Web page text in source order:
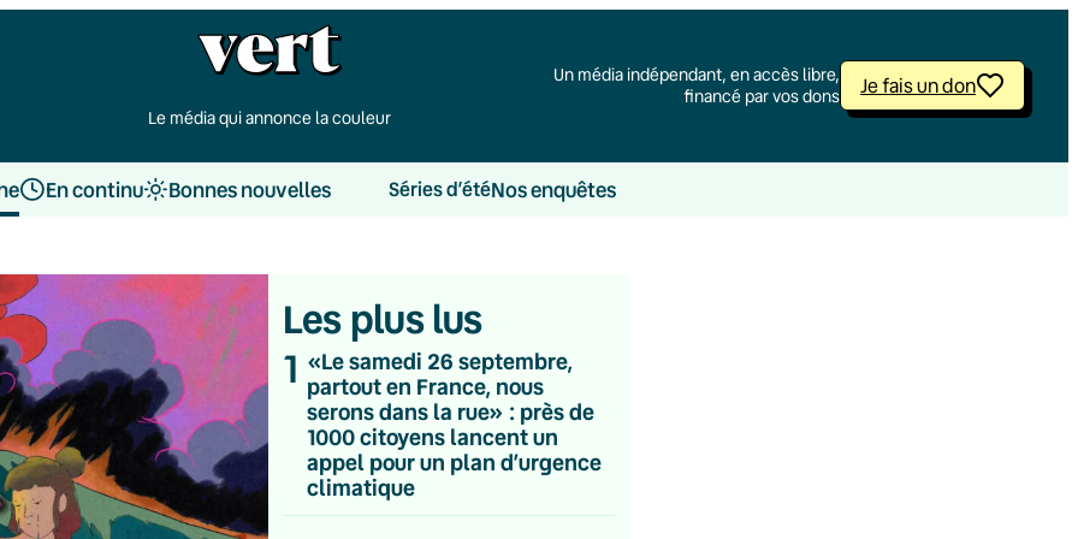
Le média qui annonce la couleur
Un média indépendant, en accès libre,
financé par vos dons
Je fais un don
En continu Bonnes nouvelles Séries d’étéNos enquêtes
Les plus lus
1 «Le samedi 26 septembre,
partout en France, nous
serons dans la rue» : près de
1000 citoyens lancent un
appel pour un plan d’urgence
climatique